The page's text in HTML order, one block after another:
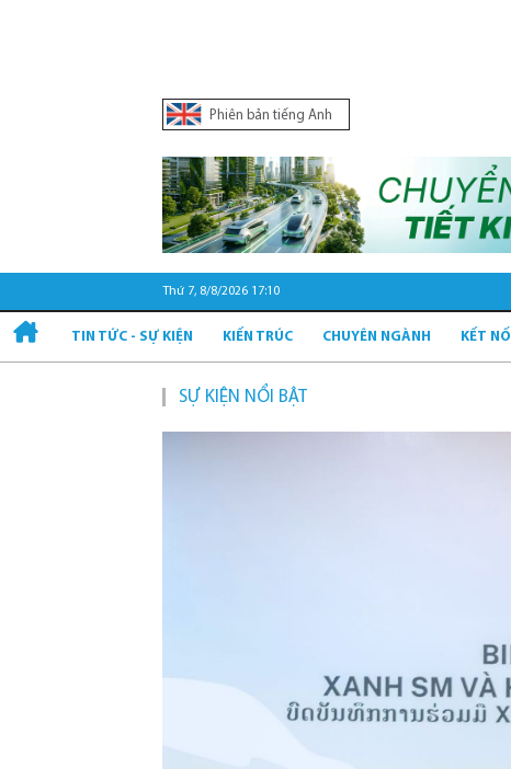
Phiên bản tiếng Anh
Thứ 7, 8/8/2026 17:10
TIN TỨC - SỰ KIỆN KIẾN TRÚC CHUYÊN NGÀNH KẾT NỐI
SỰ KIỆN NỔI BẬT